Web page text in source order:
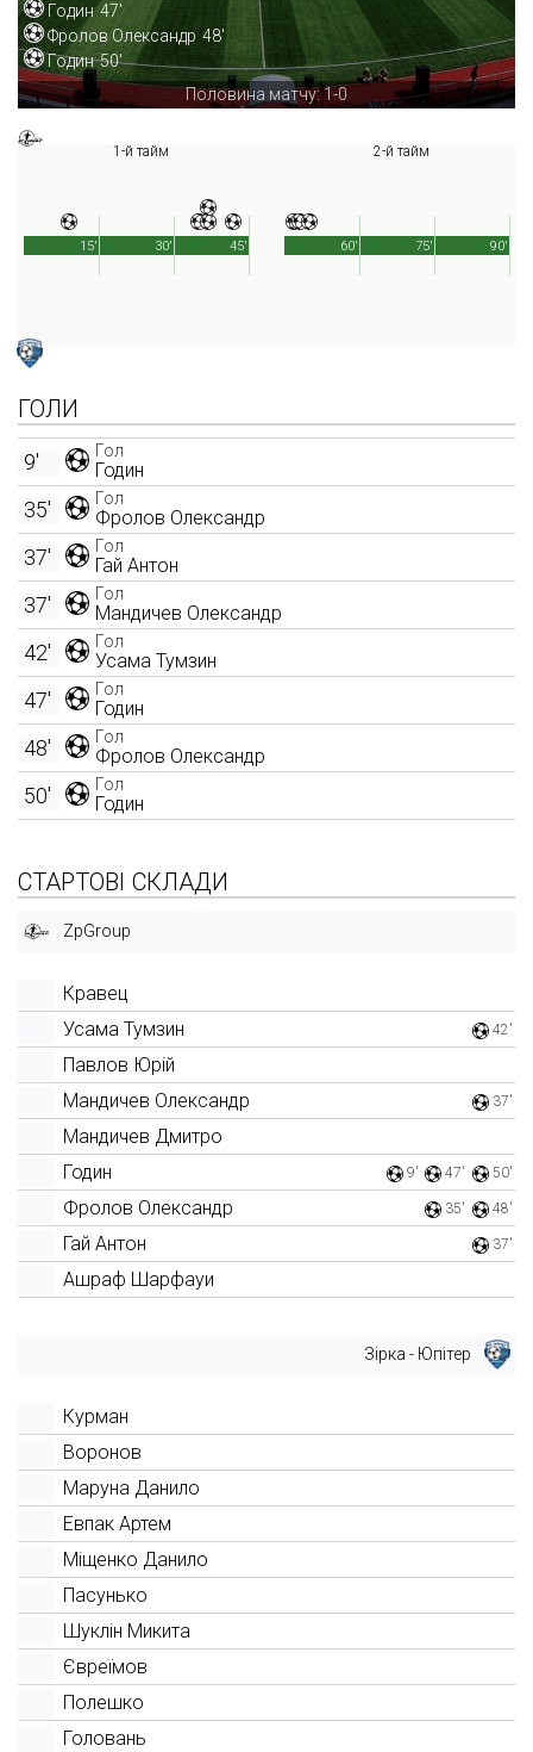
Годин 47'
Фролов Олександр 48'
Годин 50'
Половина матчу: 1-0
1-й тайм
45'
15' 30'
2-й тайм
90'
60' 75'
ГОЛИ
Гол
Годин
9'
Гол
Фролов Олександр
35'
Гол
Гай Антон
37'
Гол
Мандичев Олександр
37'
Гол
Усама Тумзин
42'
Гол
Годин
47'
Гол
Фролов Олександр
48'
Гол
Годин
50'
СТАРТОВІ СКЛАДИ
ZpGroup
Кравец
Усама Тумзин
42'
Павлов Юрій
Мандичев Олександр
37'
Мандичев Дмитро
Годин
9' 47' 50'
Фролов Олександр 35' 48'
Гай Антон 37'
Ашраф Шарфауи
Зірка - Юпітер
Курман
Воронов
Маруна Данило
Евпак Артем
Міщенко Данило
Пасунько
Шуклін Микита
Євреїмов
Полешко
Головань